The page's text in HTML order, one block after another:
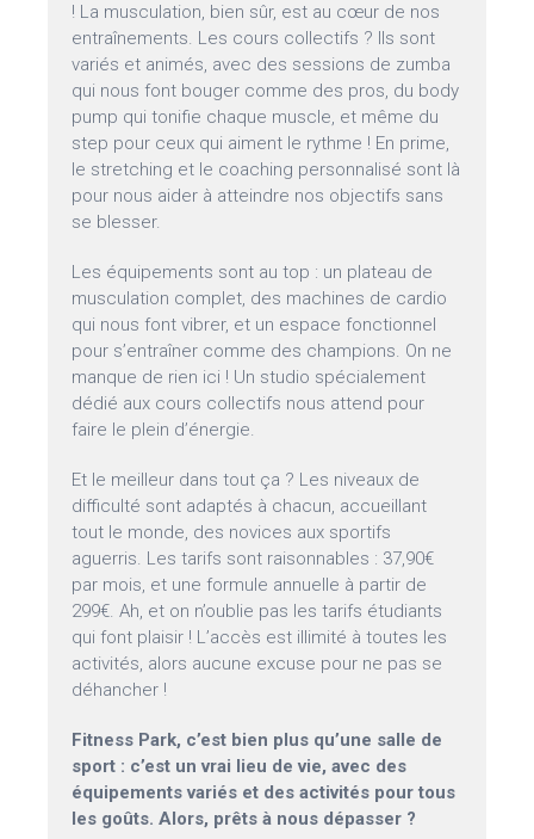
! La musculation, bien sûr, est au cœur de nos
entraînements. Les cours collectifs ? Ils sont
variés et animés, avec des sessions de zumba
qui nous font bouger comme des pros, du body
pump qui tonifie chaque muscle, et même du
step pour ceux qui aiment le rythme ! En prime,
le stretching et le coaching personnalisé sont là
pour nous aider à atteindre nos objectifs sans
se blesser.
Les équipements sont au top : un plateau de
musculation complet, des machines de cardio
qui nous font vibrer, et un espace fonctionnel
pour s’entraîner comme des champions. On ne
manque de rien ici ! Un studio spécialement
dédié aux cours collectifs nous attend pour
faire le plein d’énergie.
Et le meilleur dans tout ça ? Les niveaux de
difficulté sont adaptés à chacun, accueillant
tout le monde, des novices aux sportifs
aguerris. Les tarifs sont raisonnables : 37,90€
par mois, et une formule annuelle à partir de
299€. Ah, et on n’oublie pas les tarifs étudiants
qui font plaisir ! L’accès est illimité à toutes les
activités, alors aucune excuse pour ne pas se
déhancher !
Fitness Park, c’est bien plus qu’une salle de
sport : c’est un vrai lieu de vie, avec des
équipements variés et des activités pour tous
les goûts. Alors, prêts à nous dépasser ?